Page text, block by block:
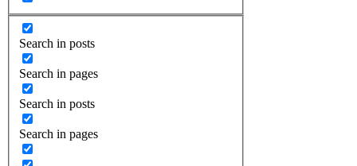
Search in posts
Search in pages
Search in posts
Search in pages